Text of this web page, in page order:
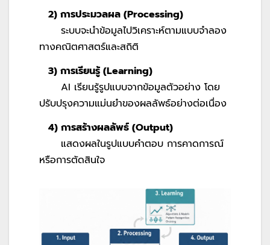
2) การประมวลผล (Processing)
ระบบจะนำข้อมูลไปวิเคราะห์ตามแบบจำลอง
ทางคณิตศาสตร์และสถิติ
3) การเรียนรู้ (Learning)
AI เรียนรู้รูปแบบจากข้อมูลตัวอย่าง โดย
ปรับปรุงความแม่นยำของผลลัพธ์อย่างต่อเนื่อง
4) การสร้างผลลัพธ์ (Output)
แสดงผลในรูปแบบคำตอบ การคาดการณ์
หรือการตัดสินใจ